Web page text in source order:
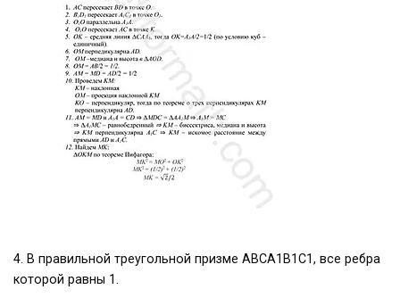
4. В правильной треугольной призме АВСА1В1С1, все ребра
которой равны 1.